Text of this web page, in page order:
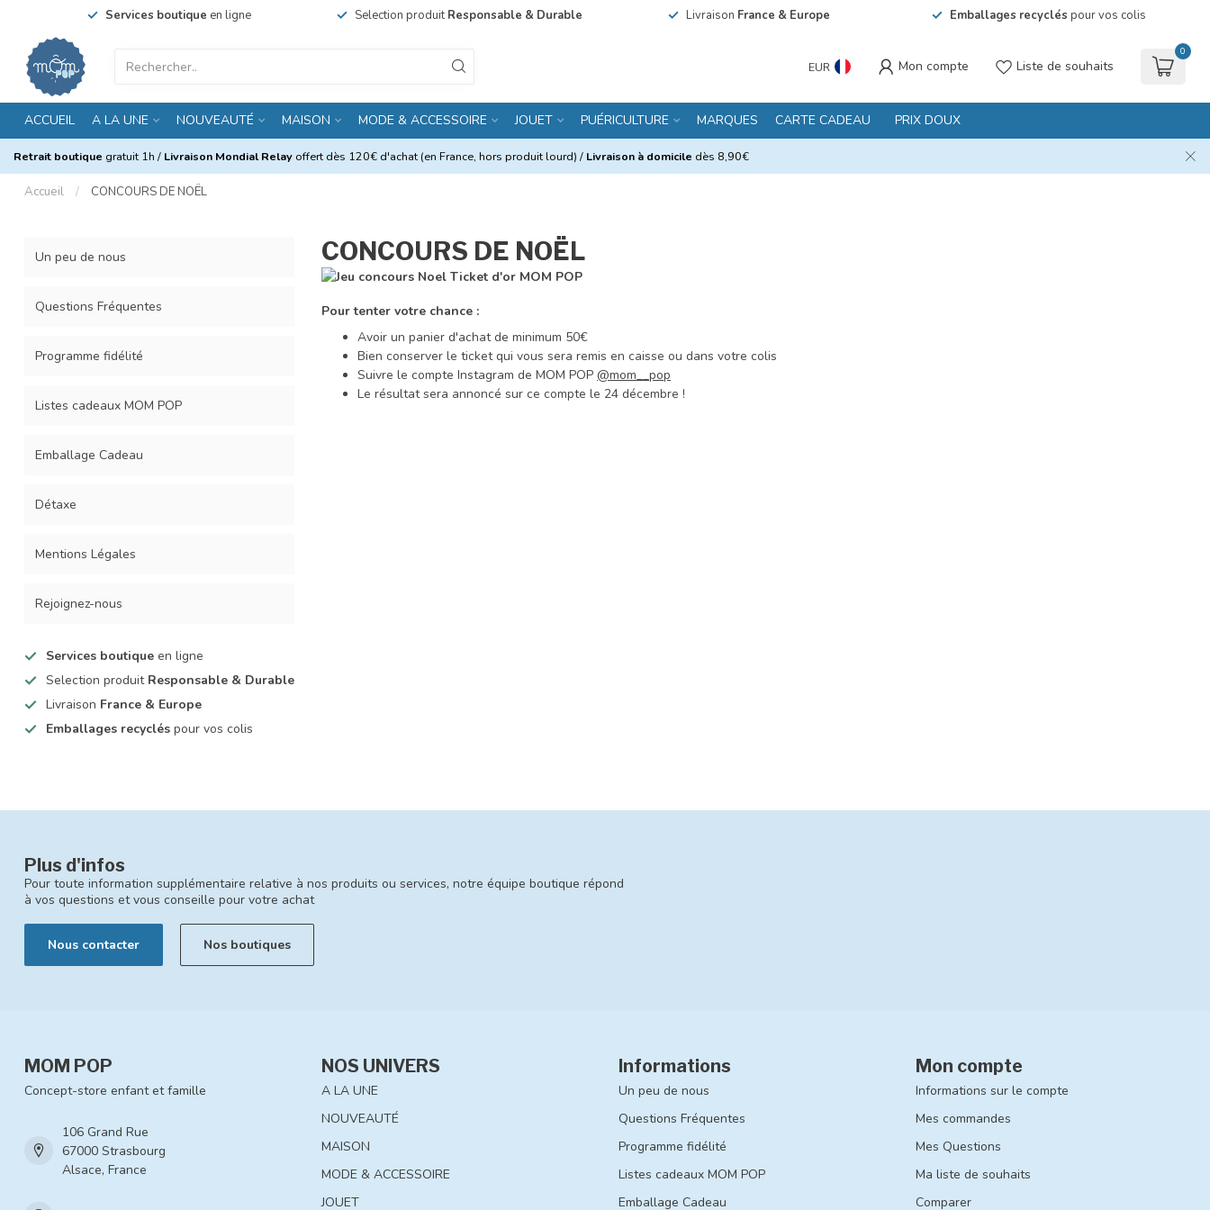
Services boutique en ligne Selection produitResponsable & Durable Livraison France & Europe Emballages recyclés pour vos colis
EUR Mon compte Liste de souhaits
0
ACCUEIL A LA UNE NOUVEAUTÉ MAISON MODE & ACCESSOIRE JOUET PUÉRICULTURE MARQUES CARTE CADEAU PRIX DOUX
Retrait boutique gratuit 1h / Livraison Mondial Relay offert dès 120€ d'achat (en France, hors produit lourd) / Livraison à domicile dès 8,90€
Accueil / CONCOURS DE NOËL
Un peu de nous
Questions Fréquentes
Programme fidélité
Listes cadeaux MOM POP
Emballage Cadeau
Détaxe
Mentions Légales
Rejoignez-nous
Services boutique en ligne
Selection produit Responsable & Durable
Livraison France & Europe
Emballages recyclés pour vos colis
CONCOURS DE NOËL
Pour tenter votre chance :
Avoir un panier d'achat de minimum 50€
Bien conserver le ticket qui vous sera remis en caisse ou dans votre colis
Suivre le compte Instagram de MOM POP @mom__pop
Le résultat sera annoncé sur ce compte le 24 décembre !
Plus d'infos
Pour toute information supplémentaire relative à nos produits ou services, notre équipe boutique répond
à vos questions et vous conseille pour votre achat
Nous contacter Nos boutiques
MOM POP
Concept-store enfant et famille
106 Grand Rue
67000 Strasbourg
Alsace, France
NOS UNIVERS
A LA UNE
NOUVEAUTÉ
MAISON
MODE & ACCESSOIRE
JOUET
Informations
Un peu de nous
Questions Fréquentes
Programme fidélité
Listes cadeaux MOM POP
Emballage Cadeau
Mon compte
Informations sur le compte
Mes commandes
Mes Questions
Ma liste de souhaits
Comparer